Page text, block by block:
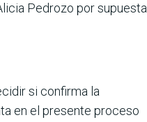
Pedrozo por supuesta
si confirma la
en el presente proceso